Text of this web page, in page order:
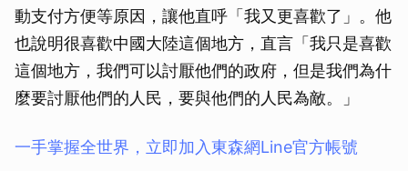
動支付方便等原因，讓他直呼「我又更喜歡了」。他
也說明很喜歡中國大陸這個地方，直言「我只是喜歡
這個地方，我們可以討厭他們的政府，但是我們為什
麼要討厭他們的人民，要與他們的人民為敵。」
一手掌握全世界，立即加入東森網Line官方帳號